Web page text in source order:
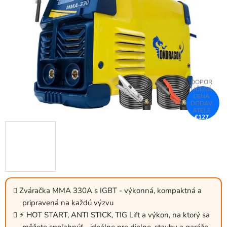
Zváračka MMA 330A s IGBT - výkonná, kompaktná a
pripravená na každú výzvu
⚡ HOT START, ANTI STICK, TIG Lift a výkon, na ktorý sa
hviezdičiek.
€127